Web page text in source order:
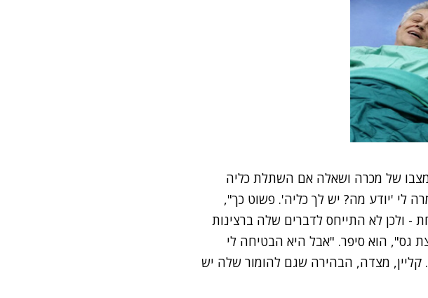
של מכרה ושאלה אם השתלת כליה
לי 'יודע מה? יש לך כליה'. פשוט כך",
- ולכן לא התייחס לדברים שלה ברצינות
גס", הוא סיפר. "אבל היא הבטיחה לי
מצדה, הבהירה שגם להומור שלה יש